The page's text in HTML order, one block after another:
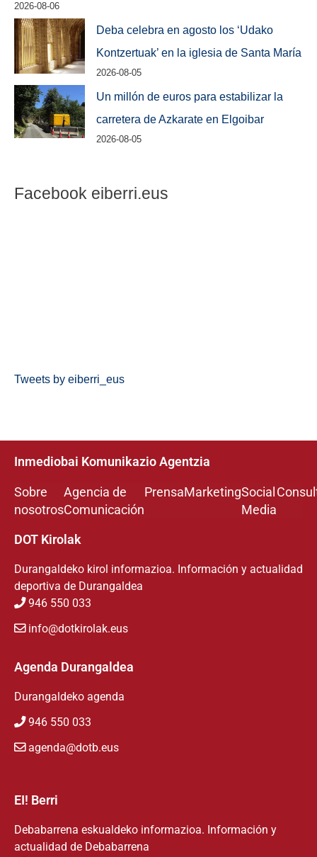
2026-08-06
Deba celebra en agosto los ‘Udako
Kontzertuak’ en la iglesia de Santa María
2026-08-05
Un millón de euros para estabilizar la
carretera de Azkarate en Elgoibar
2026-08-05
Facebook eiberri.eus
Tweets by eiberri_eus
Inmediobai Komunikazio Agentzia
Sobre
nosotros
Agencia de
Comunicación
PrensaMarketingSocial
Media
DOT Kirolak
Durangaldeko kirol informazioa. Información y actualidad
deportiva de Durangaldea
946 550 033
info@dotkirolak.eus
Agenda Durangaldea
Durangaldeko agenda
946 550 033
agenda@dotb.eus
EI! Berri
Debabarrena eskualdeko informazioa. Información y
actualidad de Debabarrena